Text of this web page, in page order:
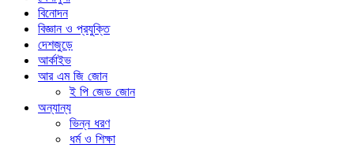
বিনোদন
বিজ্ঞান ও প্রযুক্তি
দেশজুড়ে
আর্কাইভ
আর এম জি জোন
ই পি জেড জোন
অন্যান্য
ভিন্ন ধরণ
ধর্ম ও শিক্ষা